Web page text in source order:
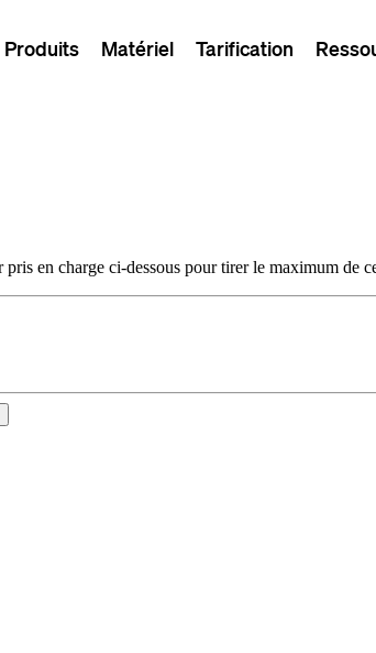
Produits Matériel Tarification
en charge ci-dessous pour tirer le maximum de